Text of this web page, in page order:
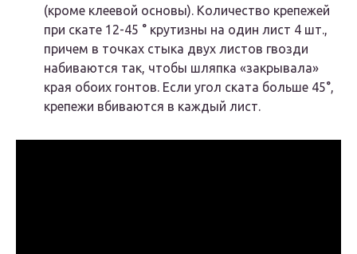
(кроме клеевой основы). Количество крепежей
при скате 12-45 ° крутизны на один лист 4 шт.,
причем в точках стыка двух листов гвозди
набиваются так, чтобы шляпка «закрывала»
края обоих гонтов. Если угол ската больше 45°,
крепежи вбиваются в каждый лист.